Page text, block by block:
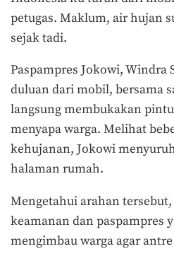
petugas. Maklum, air hujan
sejak tadi.
Paspampres Jokowi, Windra
duluan dari mobil, bersama
langsung membukakan
menyapa warga. Melihat
kehujanan, Jokowi
halaman rumah.
Mengetahui arahan
keamanan dan paspampres
mengimbau warga agar